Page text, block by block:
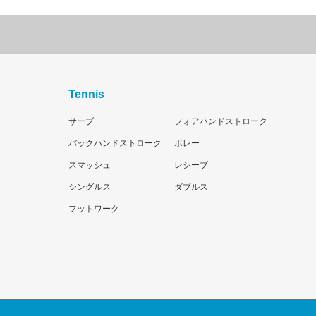
Tennis
サーブ
バックハンドストローク
スマッシュ
シングルス
フットワーク
フォアハンドストローク
ボレー
レシーブ
ダブルス